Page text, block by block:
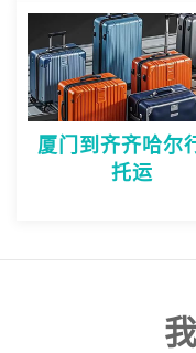
厦门到齐齐哈尔
托运